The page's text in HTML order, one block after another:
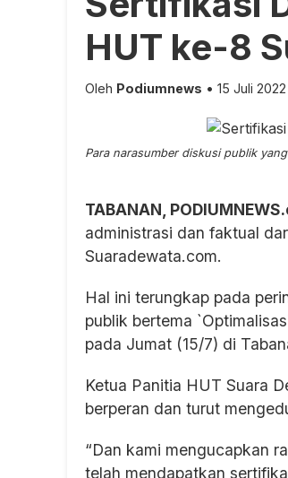
HUT ke-8
Oleh Podiumnews • 15 Juli
Para narasumber diskusi publik
TABANAN,
administrasi dan faktual
Suaradewata.com.
Hal ini terungkap pada
publik bertema
pada Jumat (15/7) di
Ketua Panitia HUT Suara
berperan dan turut
“Dan kami mengucapkan
telah mendapatkan